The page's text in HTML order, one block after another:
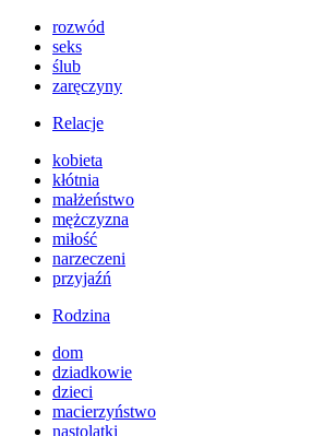
rozwód
seks
ślub
zaręczyny
Relacje
kobieta
kłótnia
małżeństwo
mężczyzna
miłość
narzeczeni
przyjaźń
Rodzina
dom
dziadkowie
dzieci
macierzyństwo
nastolatki